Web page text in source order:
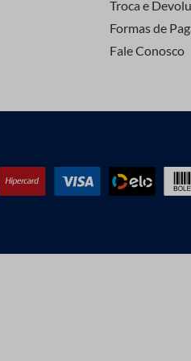
Troca e
Formas de
Fale Conosco